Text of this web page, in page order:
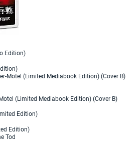
(Limited Mediabook Edition) (Cover B)
Edition)